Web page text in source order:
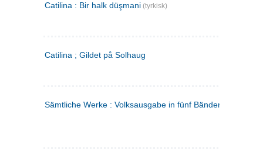
Catilina : Bir halk düşmani (tyrkisk)
Catilina ; Gildet på Solhaug
Sämtliche Werke : Volksausgabe in fünf Bänden